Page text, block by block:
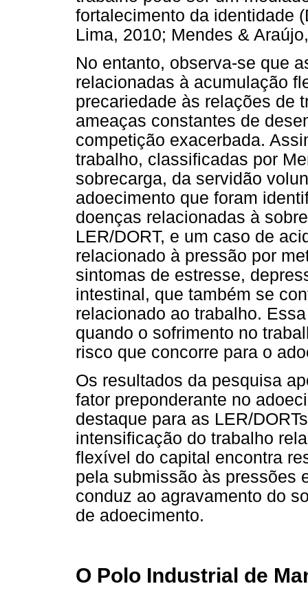
fortalecimento da identidade
Lima, 2010; Mendes &
No entanto, observa-se que
relacionadas à acumulação
precariedade às relações de
ameaças constantes de
competição exacerbada.
trabalho, classificadas por
sobrecarga, da servidão
adoecimento que foram
doenças relacionadas à
LER/DORT, e um caso de
relacionado à pressão por
sintomas de estresse,
intestinal, que também se
relacionado ao trabalho.
quando o sofrimento no
risco que concorre para o
Os resultados da pesquisa
fator preponderante no
destaque para as LER/
intensificação do trabalho
flexível do capital encontra
pela submissão às pressões
conduz ao agravamento do
de adoecimento.
O Polo Industrial de